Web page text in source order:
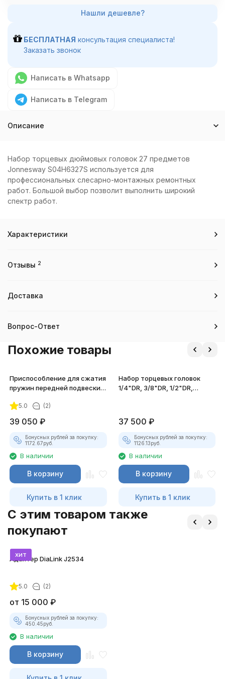
БЕСПЛАТНАЯ консультация специалиста!
Заказать звонок
Написать в Whatsapp
Написать в Telegram
Описание
Набор торцевых дюймовых головок 27 предметов
Jonnesway S04H6327S используется для
профессиональных слесарно-монтажных ремонтных
работ. Большой выбор позволит выполнить широкий
спектр работ.
Характеристики
Отзывы 2
Доставка
Вопрос-Ответ
Похожие товары
Приспособление для сжатия
пружин передней подвески
5.0 (2)
39 050 ₽
Бонусных рублей за покупку:
1172.67руб.
В наличии
В корзину
Купить в 1 клик
Набор торцевых головок
1/4"DR, 3/8"DR, 1/2"DR,
37 500 ₽
Бонусных рублей за покупку:
1126.13руб.
В наличии
В корзину
Купить в 1 клик
C этим товаром также
покупают
хит
Адаптер DiaLink J2534
5.0 (2)
от 15 000 ₽
Бонусных рублей за покупку:
450.45руб.
В наличии
В корзину